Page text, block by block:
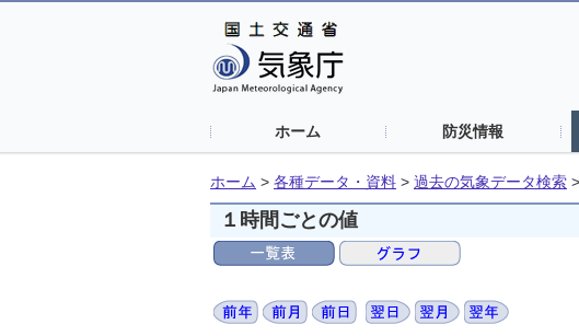
ホーム 防災情報
ホーム > 各種データ・資料 > 過去の気象データ検索 >
１時間ごとの値